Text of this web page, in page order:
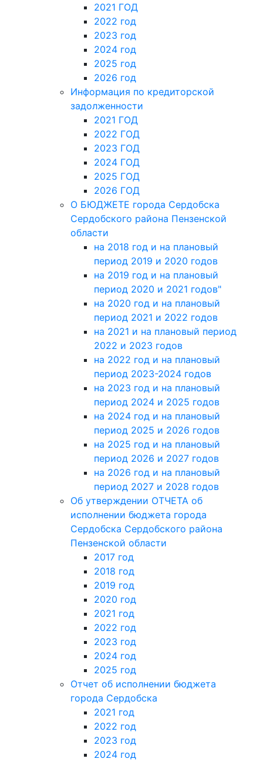
2021 ГОД
2022 год
2023 год
2024 год
2025 год
2026 год
Информация по кредиторской
задолженности
2021 ГОД
2022 ГОД
2023 ГОД
2024 ГОД
2025 ГОД
2026 ГОД
О БЮДЖЕТЕ города Сердобска
Сердобского района Пензенской
области
на 2018 год и на плановый
период 2019 и 2020 годов
на 2019 год и на плановый
период 2020 и 2021 годов"
на 2020 год и на плановый
период 2021 и 2022 годов
на 2021 и на плановый период
2022 и 2023 годов
на 2022 год и на плановый
период 2023-2024 годов
на 2023 год и на плановый
период 2024 и 2025 годов
на 2024 год и на плановый
период 2025 и 2026 годов
на 2025 год и на плановый
период 2026 и 2027 годов
на 2026 год и на плановый
период 2027 и 2028 годов
Об утверждении ОТЧЕТА об
исполнении бюджета города
Сердобска Сердобского района
Пензенской области
2017 год
2018 год
2019 год
2020 год
2021 год
2022 год
2023 год
2024 год
2025 год
Отчет об исполнении бюджета
города Сердобска
2021 год
2022 год
2023 год
2024 год